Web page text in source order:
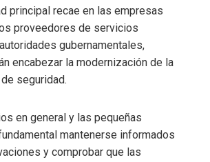
principal recae en las empresas
proveedores de servicios
gubernamentales,
encabezar la modernización de la
seguridad.
en general y las pequeñas
mantenerse informados
y comprobar que las